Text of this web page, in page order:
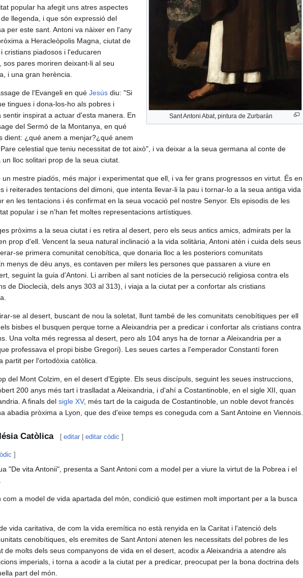
Sant Antoni Abat, pintura de Zurbarán
popular ha afegit uns atres aspectes
llegenda, i que són expressió del
per este sant. Antoni va nàixer en l'any
a Heracleòpolis Magna, ciutat de
cristians piadosos i l'educaren
pares moriren deixant-li al seu
i una gran herència.
de l'Evangeli en qué Jesús diu: "Si
tingues i dona-los-ho als pobres i
inspirat a actuar d'esta manera. En
del Sermó de la Montanya, en qué
dient: ¿qué anem a menjar?¿qué anem
celestial que teniu necessitat de tot això", i va deixar a la seua germana al conte de
lloc solitari prop de la seua ciutat.
mestre piadós, més major i experimentat que ell, i va fer grans progressos en virtut. És en
i reiterades tentacions del dimoni, que intenta llevar-li la pau i tornar-lo a la seua antiga vida
en les tentacions i és confirmat en la seua vocació pel nostre Senyor. Els episodis de les
popular i se n'han fet moltes representacions artístiques.
pròxims a la seua ciutat i es retira al desert, pero els seus antics amics, admirats per la
prop d'ell. Vencent la seua natural inclinació a la vida solitària, Antoni atén i cuida dels seus
se primera comunitat cenobítica, que donaria lloc a les posteriors comunitats
menys de dèu anys, es contaven per milers les persones que passaren a viure en
seguint la guia d'Antoni. Li arriben al sant notícies de la persecució religiosa contra els
de Dioclecià, dels anys 303 al 313), i viaja a la ciutat per a confortar als cristians
se al desert, buscant de nou la soletat, llunt també de les comunitats cenobítiques per ell
bisbes el busquen perque torne a Aleixandria per a predicar i confortar als cristians contra
Una volta més regressa al desert, pero als 104 anys ha de tornar a Aleixandria per a
professava el propi bisbe Gregori). Les seues cartes a l'emperador Constantí foren
partit per l'ortodòxia catòlica.
del Mont Colzim, en el desert d'Egipte. Els seus discípuls, seguint les seues instruccions,
200 anys més tart i traslladat a Aleixandria, i d'ahí a Costantinoble, en el sigle XII, quan
A finals del sigle XV, més tart de la caiguda de Costantinoble, un noble devot francés
abadia pròxima a Lyon, que des d'eixe temps es coneguda com a Sant Antoine en Viennois.
Catòlica [ editar |editar còdic ]
]
"De vita Antonii", presenta a Sant Antoni com a model per a viure la virtut de la Pobrea i el
a model de vida apartada del món, condició que estimen molt important per a la busca
vida caritativa, de com la vida eremítica no està renyida en la Caritat i l'atenció dels
cenobítiques, els eremites de Sant Antoni atenen les necessitats del pobres de les
de molts dels seus companyons de vida en el desert, acodix a Aleixandria a atendre als
imperials, i torna a acodir a la ciutat per a predicar, preocupat per la bona doctrina dels
part del món.